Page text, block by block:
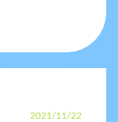
2021/11/22